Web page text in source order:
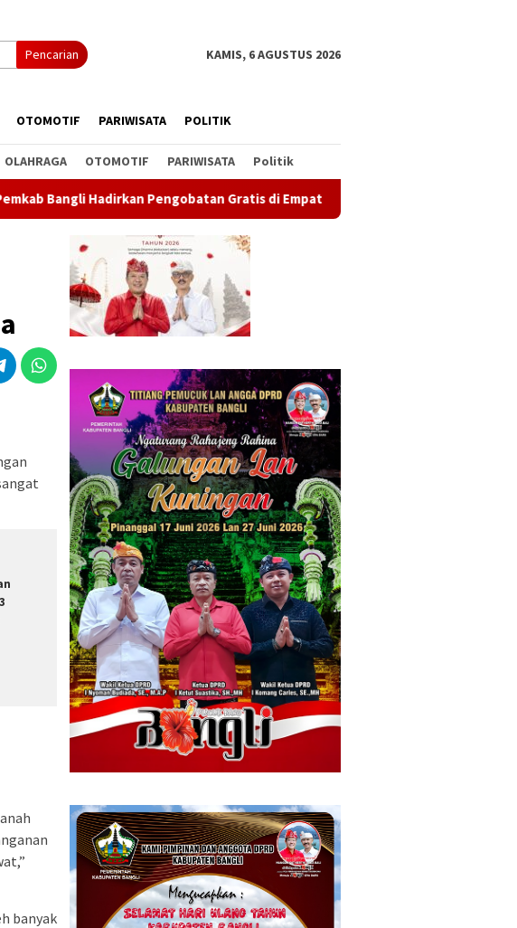
Pencarian KAMIS, 6 AGUSTUS 2026
OTOMOTIF PARIWISATA POLITIK
OLAHRAGA OTOMOTIF PARIWISATA Politik
Pengobatan Gratis di Empat Kecamatan Wujudkan Pelayanan Kesehatan
banyak